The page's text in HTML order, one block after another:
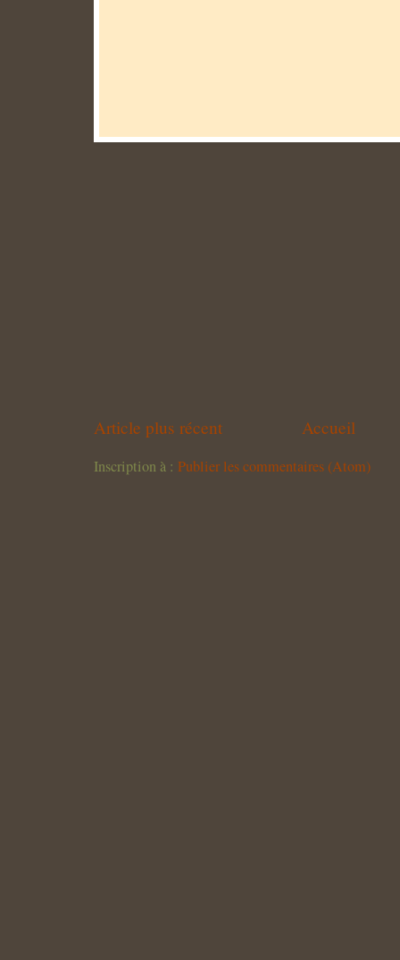
Article plus récent Accueil
Inscription à : Publier les commentaires (Atom)